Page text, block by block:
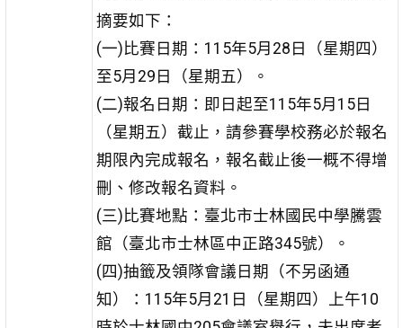
摘要如下：
(一)比賽日期：115年5月28日（星期四）
至5月29日（星期五）。
(二)報名日期：即日起至115年5月15日
（星期五）截止，請參賽學校務必於報名
期限內完成報名，報名截止後一概不得增
刪、修改報名資料。
(三)比賽地點：臺北市士林國民中學騰雲
館（臺北市士林區中正路345號）。
(四)抽籤及領隊會議日期（不另函通
知）：115年5月21日（星期四）上午10